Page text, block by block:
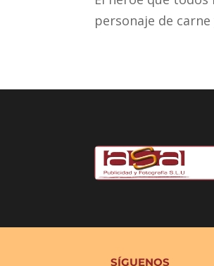
personaje de
SÍGUENOS